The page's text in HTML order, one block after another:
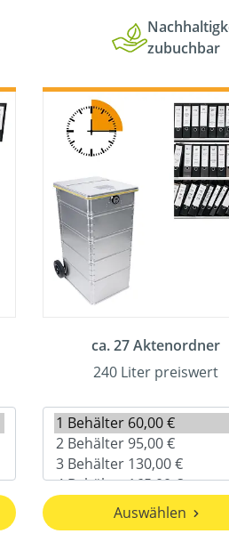
zubuchbar
ca. 27 Aktenordner
240 Liter preiswert
Auswählen